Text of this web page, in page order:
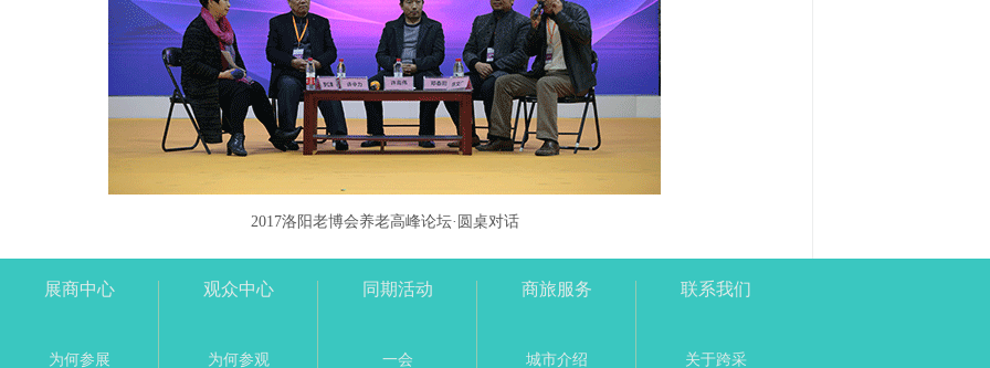
2017洛阳老博会养老高峰论坛·圆桌对话
展商中心
为何参展
观众中心
为何参观
同期活动
一会
商旅服务
城市介绍
联系我们
关于跨采